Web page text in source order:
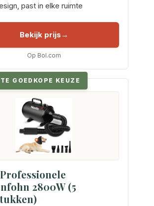
past in elke ruimte
Bekijk prijs
Op Bol.com
GOEDKOPE KEUZE
2800W (5